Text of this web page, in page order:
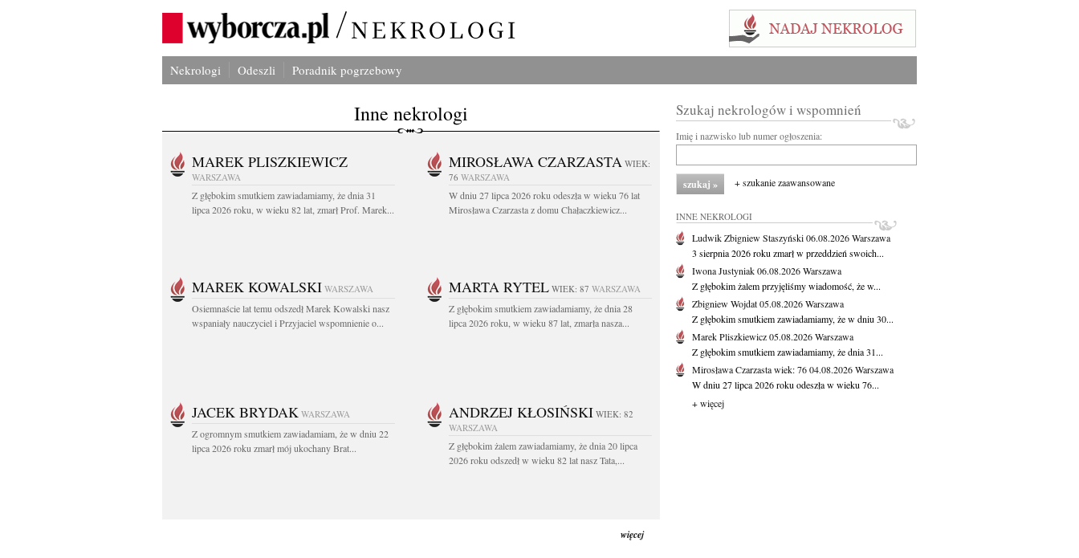
Nekrologi Odeszli Poradnik pogrzebowy
Inne nekrologi
MAREK PLISZKIEWICZ
WARSZAWA
Z głębokim smutkiem zawiadamiamy, że dnia 31
lipca 2026 roku, w wieku 82 lat, zmarł Prof. Marek...
MIROSŁAWA CZARZASTA WIEK:
76 WARSZAWA
W dniu 27 lipca 2026 roku odeszła w wieku 76 lat
Mirosława Czarzasta z domu Chałaczkiewicz...
MAREK KOWALSKI WARSZAWA
Osiemnaście lat temu odszedł Marek Kowalski nasz
wspaniały nauczyciel i Przyjaciel wspomnienie o...
MARTA RYTEL WIEK: 87 WARSZAWA
Z głębokim smutkiem zawiadamiamy, że dnia 28
lipca 2026 roku, w wieku 87 lat, zmarła nasza...
JACEK BRYDAK WARSZAWA
Z ogromnym smutkiem zawiadamiam, że w dniu 22
lipca 2026 roku zmarł mój ukochany Brat...
ANDRZEJ KŁOSIŃSKI WIEK: 82
WARSZAWA
Z głębokim żalem zawiadamiamy, że dnia 20 lipca
2026 roku odszedł w wieku 82 lat nasz Tata,...
więcej
Szukaj nekrologów i wspomnień
Imię i nazwisko lub numer ogłoszenia:
+ szukanie zaawansowane
INNE NEKROLOGI
Ludwik Zbigniew Staszyński06.08.2026Warszawa
3 sierpnia 2026 roku zmarł w przeddzień swoich...
Iwona Justyniak06.08.2026Warszawa
Z głębokim żalem przyjęliśmy wiadomość, że w...
Zbigniew Wojdat05.08.2026Warszawa
Z głębokim smutkiem zawiadamiamy, że w dniu 30...
Marek Pliszkiewicz05.08.2026Warszawa
Z głębokim smutkiem zawiadamiamy, że dnia 31...
Mirosława Czarzastawiek: 7604.08.2026Warszawa
W dniu 27 lipca 2026 roku odeszła w wieku 76...
+ więcej